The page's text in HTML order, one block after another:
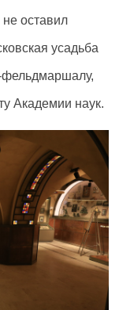
оставил
усадьба
фельдмаршалу,
Академии наук.